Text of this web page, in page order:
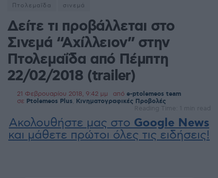
Πτολεμαΐδα
σινεμά
Δείτε τι προβάλλεται στο
Σινεμά “Αχίλλειον” στην
Πτολεμαΐδα από Πέμπτη
22/02/2018 (trailer)
21 Φεβρουαρίου 2018, 9:42 μμ από e-ptolemeos team
σε Ptolemeos Plus Κινηματογραφικές Προβολές
Reading Time: 1 min read
Ακολουθήστε μας στο Google News
και μάθετε πρώτοι όλες τις ειδήσεις!